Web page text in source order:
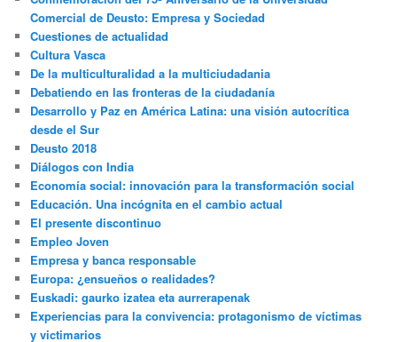
Comercial de Deusto: Empresa y Sociedad
Cuestiones de actualidad
Cultura Vasca
De la multiculturalidad a la multiciudadania
Debatiendo en las fronteras de la ciudadanía
Desarrollo y Paz en América Latina: una visión autocrítica
desde el Sur
Deusto 2018
Diálogos con India
Economía social: innovación para la transformación social
Educación. Una incógnita en el cambio actual
El presente discontinuo
Empleo Joven
Empresa y banca responsable
Europa: ¿ensueños o realidades?
Euskadi: gaurko izatea eta aurrerapenak
Experiencias para la convivencia: protagonismo de víctimas
y victimarios